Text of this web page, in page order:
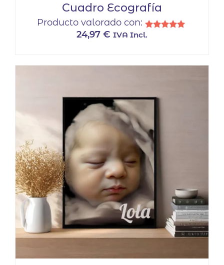
Cuadro Ecografía
Producto valorado con:
24,97 € IVA Incl.